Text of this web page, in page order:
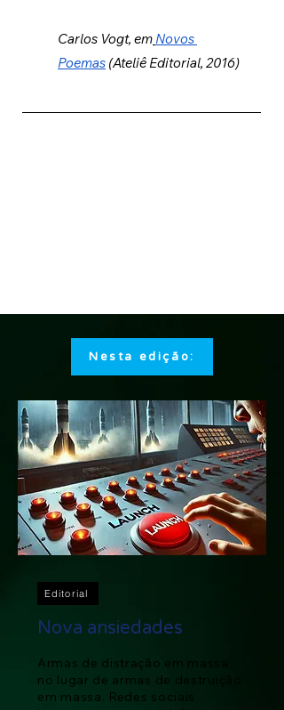
Carlos Vogt, em Novos
Poemas (Ateliê Editorial, 2016)
Nesta edição:
Editorial
Nova ansiedades
Armas de distração em massa
no lugar de armas de destruição
em massa. Redes sociais